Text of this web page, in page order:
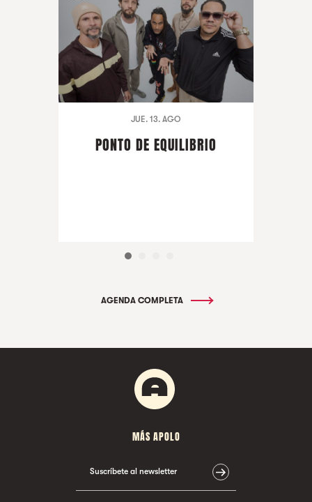
JUE. 13. AGO
PONTO DE EQUILIBRIO
AGENDA COMPLETA
MÁS APOLO
Suscríbete al newsletter